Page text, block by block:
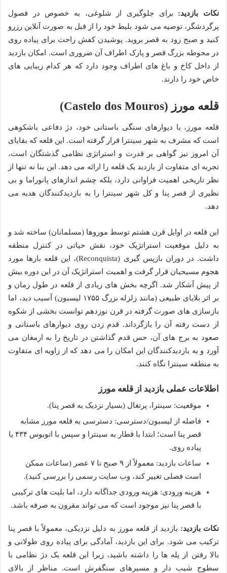
نکات بازدید: برای جلوگیری از شلوغی، به خصوص در فصول
پرگردشگر، توصیه می شود بلیط خود را از قبل به صورت آنلاین رزرو
کنید و صبح زود به قصر بروید. پوشیدن کفش راحت برای پیاده روی
در محوطه بزرگ قصر و پارک اطراف آن ضروری است. امکان بازدید
از داخل کاخ و باغ های اطراف وجود دارد که هر کدام زیبایی های
خاص خود را دارند.
قلعه مورز (Castelo dos Mouros)
قلعه مورز، با دیوارهای سنگی باستانی خود، دژ دفاعی باشکوهی
است که مشرف به شهر سینترا قرار گرفته است. این قلعه که بقایای
آن امروز نیز گواهی بر قدرت و استراتژی نظامی گذشتگان است،
تجربه ای متفاوت از بازدید یک قلعه را ارائه می دهد. این بنا نه تنها از
نظر تاریخی اهمیت فراوانی دارد، بلکه چشم اندازهای پانوراما و بی
نظیری از قصر پنا و کل شهر سینترا را به بازدیدکنندگان هدیه می
دهد.
این قلعه در اوایل قرن هشتم توسط موروها (مسلمانان) ساخته شد و
به دلیل موقعیت استراتژیک خود، نقش حیاتی در کنترل منطقه
داشت. در دوران بازپس گیری (Reconquista)، این قلعه بارها مورد
هجوم مسیحیان قرار گرفت و اهمیت استراتژیک آن در این دوره بیش
از پیش آشکار شد. اگرچه بخش های زیادی از قلعه در طول زمان و
بر اثر بلایای طبیعی (مانند زلزله بزرگ ۱۷۵۵ لیسبون) آسیب دید، اما
بازسازی های صورت گرفته در قرن نوزدهم توانست بخشی از شکوه
از دست رفته آن را بازگرداند. قدم زدن روی دیوارهای باستانی و
صعود به برج های آن، حس قدم گذاشتن در تاریخ را به ارمغان می
آورد و به بازدیدکنندگان این امکان را می دهد که از زاویه ای متفاوت
به منطقه سینترا نگاه کنند.
اطلاعات عملی بازدید از قلعه مورز
موقعیت: سینترا، پرتغال (بسیار نزدیک به قصر پنا).
فاصله از لیسبون/دسترسی: دسترسی به قلعه مورز مشابه
قصر پنا است؛ ابتدا با قطار به سینترا و سپس با اتوبوس ۴۳۴ یا
پیاده روی.
ساعات بازدید: معمولاً از ۹ صبح تا ۷ عصر (ساعات ممکن
است فصلی تغییر کند، وب سایت رسمی را بررسی کنید).
هزینه ورودی: هزینه ورودی جداگانه دارد، اما بلیت های ترکیبی
با قصر پنا نیز موجود است که می تواند مقرون به صرفه باشد.
نکات بازدید: بازدید از قلعه مورز به دلیل نزدیکی، معمولاً با قصر پنا
ترکیب می شود. برای این بازدید، آمادگی برای پیاده روی طولانی و
بالا رفتن از پله ها را داشته باشید، زیرا این قلعه یک دژ نظامی با
سطوح شیب دار و مسیرهای سنگفرش است. مناظر از بالای